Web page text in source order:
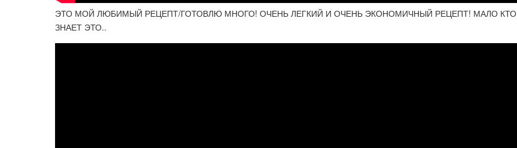
ЭТО МОЙ ЛЮБИМЫЙ РЕЦЕПТ/ГОТОВЛЮ МНОГО! ОЧЕНЬ ЛЕГКИЙ И ОЧЕНЬ ЭКОНОМИЧНЫЙ РЕЦЕПТ! МАЛО КТО
ЗНАЕТ ЭТО..